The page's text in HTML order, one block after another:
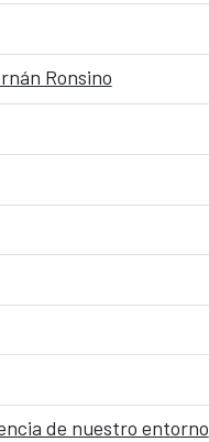
Ronsino
de nuestro entorno